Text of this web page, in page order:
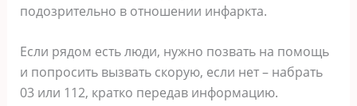
подозрительно в отношении инфаркта.
Если рядом есть люди, нужно позвать на помощь
и попросить вызвать скорую, если нет – набрать
03 или 112, кратко передав информацию.